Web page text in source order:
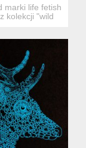
marki life fetish
kolekcji "wild